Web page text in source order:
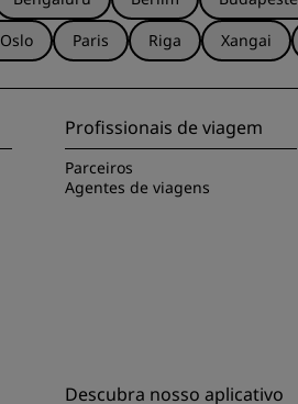
Oslo Paris Riga Xangai
Profissionais de viagem
Parceiros
Agentes de viagens
Descubra nosso aplicativo